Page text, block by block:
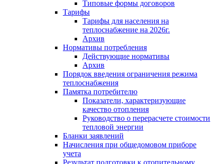
Типовые формы договоров
Тарифы
Тарифы для населения на
теплоснабжение на 2026г.
Архив
Нормативы потребления
Действующие нормативы
Архив
Порядок введения ограничения режима
теплоснабжения
Памятка потребителю
Показатели, характеризующие
качество отопления
Руководство о перерасчете стоимости
тепловой энергии
Бланки заявлений
Начисления при общедомовом приборе
учета